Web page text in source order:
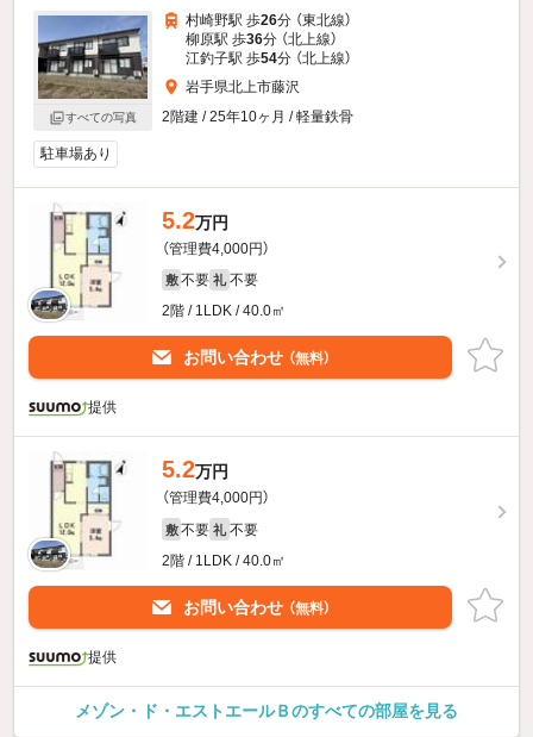
すべての写真
村崎野駅 歩26分 （東北線）
柳原駅 歩36分 （北上線）
江釣子駅 歩54分 （北上線）
岩手県北上市藤沢
2階建 / 25年10ヶ月 / 軽量鉄骨
駐車場あり
5.2万円
（管理費4,000円）
敷 不要 礼 不要
2階 / 1LDK / 40.0㎡
お問い合わせ （無料）
提供
5.2万円
（管理費4,000円）
敷 不要 礼 不要
2階 / 1LDK / 40.0㎡
お問い合わせ （無料）
提供
メゾン・ド・エストエールＢのすべての部屋を見る